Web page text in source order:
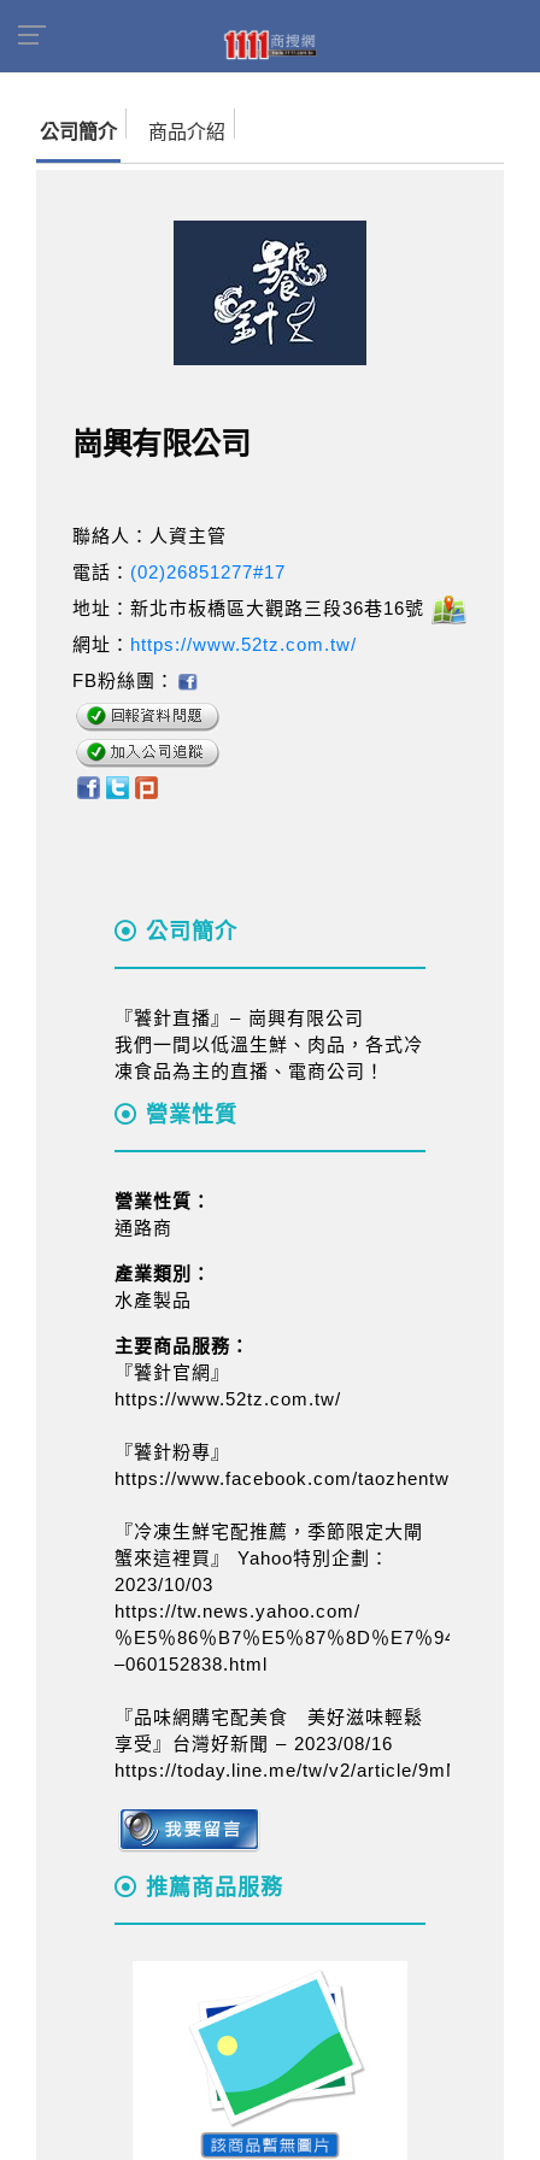
公司簡介 商品介紹
崗興有限公司
聯絡人：人資主管
電話： (02)26851277#17
地址：新北市板橋區大觀路三段36巷16號
網址： https://www.52tz.com.tw/
FB粉絲團：
公司簡介
『饕針直播』– 崗興有限公司
我們一間以低溫生鮮、肉品，各式冷
凍食品為主的直播、電商公司！
營業性質
營業性質：
通路商
產業類別：
水產製品
主要商品服務：
『饕針官網』
https://www.52tz.com.tw/
『饕針粉專』
https://www.facebook.com/taozhentw/
『冷凍生鮮宅配推薦，季節限定大閘
蟹來這裡買』 Yahoo特別企劃：
2023/10/03
https://tw.news.yahoo.com/
％E5％86％B7％E5％87％8D％E7％94％9F％
–060152838.html
『品味網購宅配美食 美好滋味輕鬆
享受』台灣好新聞 – 2023/08/16
https://today.line.me/tw/v2/article/9mMXXKg
推薦商品服務